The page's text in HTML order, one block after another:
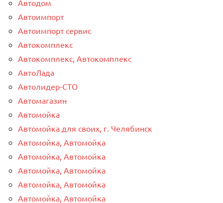
Автодом
Автоимпорт
Автоимпорт сервис
Автокомплекс
Автокомплекс, Автокомплекс
АвтоЛада
Автолидер-СТО
Автомагазин
Автомойка
Автомойка для своих, г. Челябинск
Автомойка, Автомойка
Автомойка, Автомойка
Автомойка, Автомойка
Автомойка, Автомойка
Автомойка, Автомойка